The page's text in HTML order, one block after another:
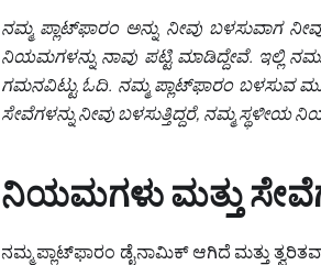
ನಮ್ಮ ಪ್ಲಾಟ್‌ಫಾರಂ ಅನ್ನು ನೀವು ಬಳಸುವಾಗ
ನಿಯಮಗಳನ್ನು ನಾವು ಪಟ್ಟಿ ಮಾಡಿದ್ದೇವೆ. ಇಲ್ಲಿ
ಗಮನವಿಟ್ಟು ಓದಿ. ನಮ್ಮ ಪ್ಲಾಟ್‌ಫಾರಂ ಬಳಸುವ
ಸೇವೆಗಳನ್ನು ನೀವು ಬಳಸುತ್ತಿದ್ದರೆ, ನಮ್ಮ
ನಿಯಮಗಳು ಮತ್ತು
ನಮ್ಮ ಪ್ಲಾಟ್‌ಫಾರಂ ಡೈನಾಮಿಕ್ ಆಗಿದೆ ಮತ್ತು